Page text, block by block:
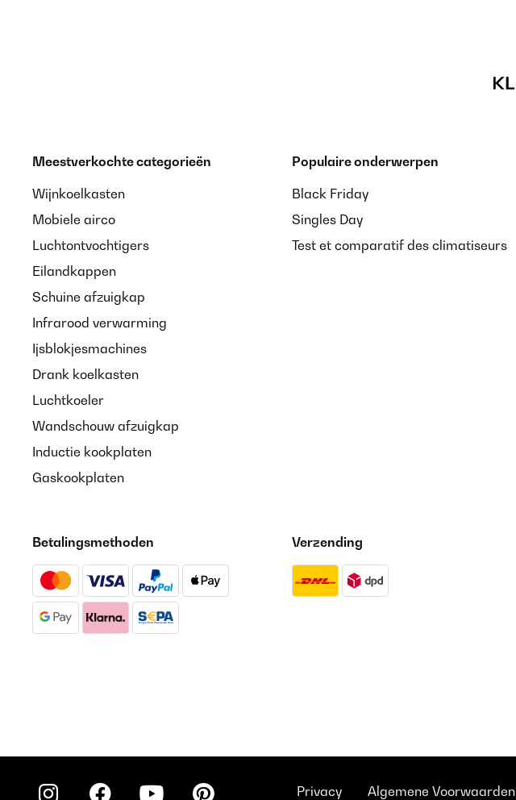
Meestverkochte categorieën
Wijnkoelkasten
Mobiele airco
Luchtontvochtigers
Eilandkappen
Schuine afzuigkap
Infrarood verwarming
Ijsblokjesmachines
Drank koelkasten
Luchtkoeler
Wandschouw afzuigkap
Inductie kookplaten
Gaskookplaten
Populaire onderwerpen
Black Friday
Singles Day
Test et comparatif des climatiseurs
Betalingsmethoden Verzending
Privacy Algemene Voorwaarden